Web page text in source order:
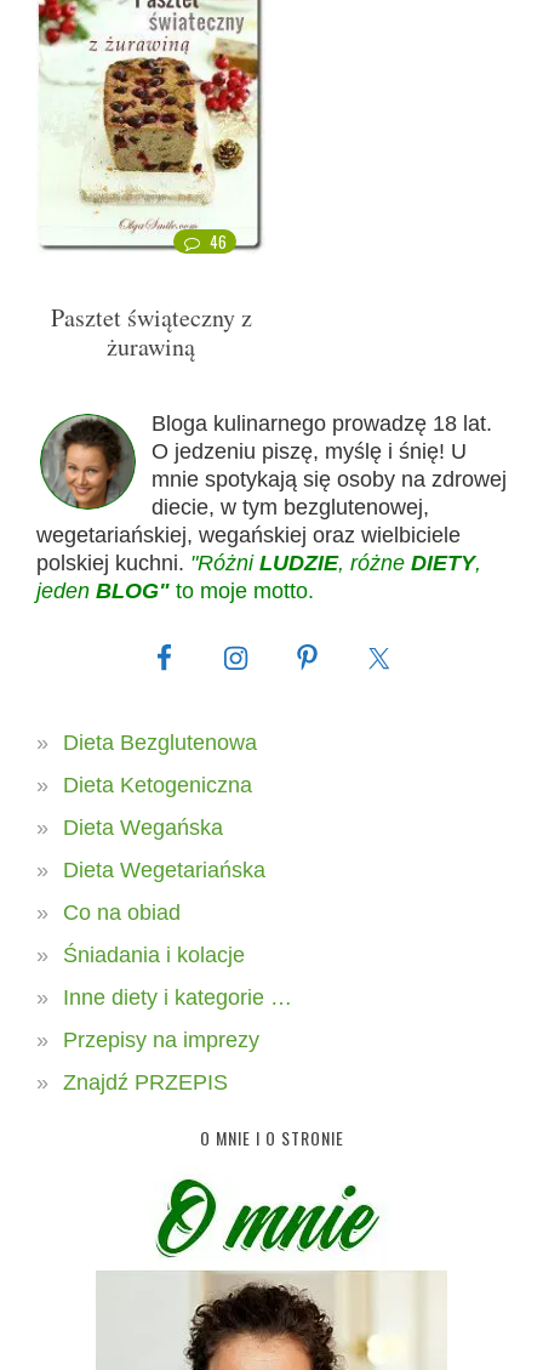
46
Pasztet świąteczny z
żurawiną
Bloga kulinarnego prowadzę 18 lat.
O jedzeniu piszę, myślę i śnię! U
mnie spotykają się osoby na zdrowej
diecie, w tym bezglutenowej,
wegetariańskiej, wegańskiej oraz wielbiciele
polskiej kuchni. "Różni LUDZIE, różne DIETY,
jeden BLOG" to moje motto.
Dieta Bezglutenowa
Dieta Ketogeniczna
Dieta Wegańska
Dieta Wegetariańska
Co na obiad
Śniadania i kolacje
Inne diety i kategorie …
Przepisy na imprezy
Znajdź PRZEPIS
O MNIE I O STRONIE